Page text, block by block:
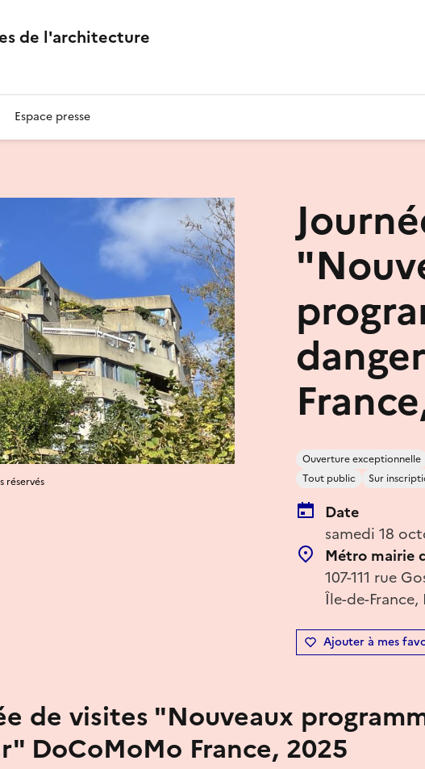
de l'architecture
Espace presse
Ouverture exceptionnelle
Tout public
Sur
Date
samedi 18
Métro mairie
107-111 rue
Île-de-France,
Ajouter à mes
réservés
de visites "Nouveaux
DoCoMoMo France, 2025